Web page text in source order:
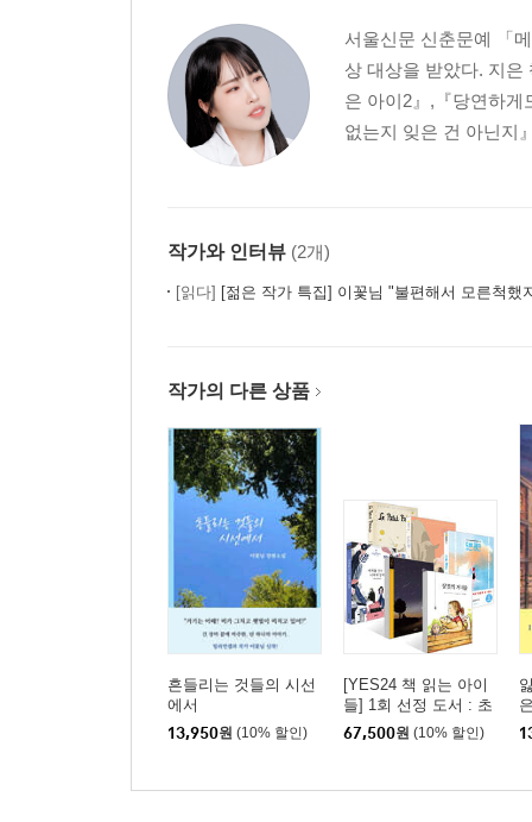
32. 행복해하고 있을 언니에게
33. 은유에게
34. 우리 귀염둥이 은유에게
35. 이모 아닌 언니에게
36. 여전히 내 동생인 은유에게
39. 언니에게
41. 보내지 못한 편지_은유에게
서울신문 신춘문예 「
상 대상을 받았다. 지
은 아이2』,『당연하
없는지 잊은 건 아닌지
작가와 인터뷰 (2개)
[읽다] [젊은 작가 특집] 이꽃님 "불편해서 모른척했지만
작가의 다른 상품
흔들리는 것들의 시선
에서
13,950원 (10% 할인)
[YES24 책 읽는 아이
들] 1회 선정 도서 : 초
등 5~6학년 세트
67,500원 (10% 할인)